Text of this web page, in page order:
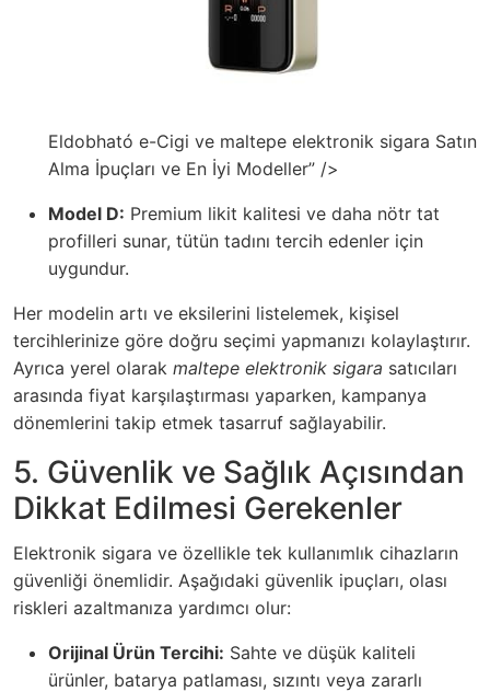
Eldobható e-Cigi ve maltepe elektronik sigara Satın
Alma İpuçları ve En İyi Modeller” />
Model D: Premium likit kalitesi ve daha nötr tat
profilleri sunar, tütün tadını tercih edenler için
uygundur.
Her modelin artı ve eksilerini listelemek, kişisel
tercihlerinize göre doğru seçimi yapmanızı kolaylaştırır.
Ayrıca yerel olarak maltepe elektronik sigara satıcıları
arasında fiyat karşılaştırması yaparken, kampanya
dönemlerini takip etmek tasarruf sağlayabilir.
5. Güvenlik ve Sağlık Açısından
Dikkat Edilmesi Gerekenler
Elektronik sigara ve özellikle tek kullanımlık cihazların
güvenliği önemlidir. Aşağıdaki güvenlik ipuçları, olası
riskleri azaltmanıza yardımcı olur:
Orijinal Ürün Tercihi: Sahte ve düşük kaliteli
ürünler, batarya patlaması, sızıntı veya zararlı